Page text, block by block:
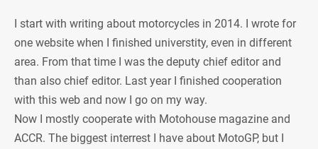
I start with writing about motorcycles in 2014. I wrote for
one website when I finished universtity, even in different
area. From that time I was the deputy chief editor and
than also chief editor. Last year I finished cooperation
with this web and now I go on my way.
Now I mostly cooperate with Motohouse magazine and
ACCR. The biggest interrest I have about MotoGP, but I